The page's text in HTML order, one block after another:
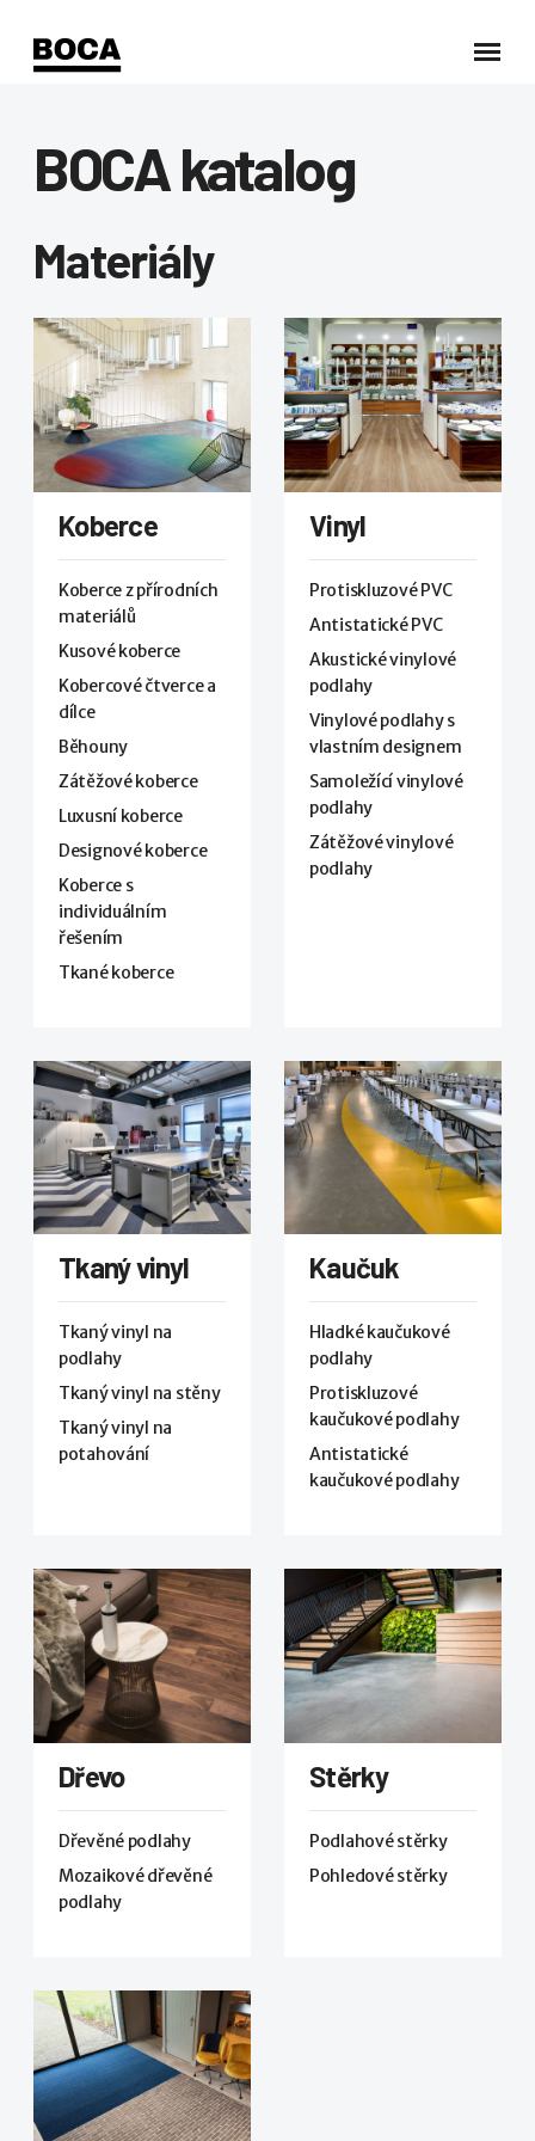
BOCA katalog
Materiály
Koberce
Koberce z přírodních
materiálů
Kusové koberce
Kobercové čtverce a
dílce
Běhouny
Zátěžové koberce
Luxusní koberce
Designové koberce
Koberce s
individuálním
řešením
Tkané koberce
Vinyl
Protiskluzové PVC
Antistatické PVC
Akustické vinylové
podlahy
Vinylové podlahy s
vlastním designem
Samoležící vinylové
podlahy
Zátěžové vinylové
podlahy
Tkaný vinyl
Tkaný vinyl na
podlahy
Tkaný vinyl na stěny
Tkaný vinyl na
potahování
Kaučuk
Hladké kaučukové
podlahy
Protiskluzové
kaučukové podlahy
Antistatické
kaučukové podlahy
Dřevo
Dřevěné podlahy
Mozaikové dřevěné
podlahy
Stěrky
Podlahové stěrky
Pohledové stěrky